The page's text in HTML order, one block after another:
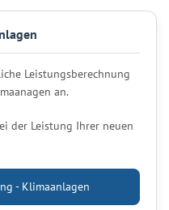
Leistungsberechnung
an.
der Leistung Ihrer neuen
- Klimaanlagen